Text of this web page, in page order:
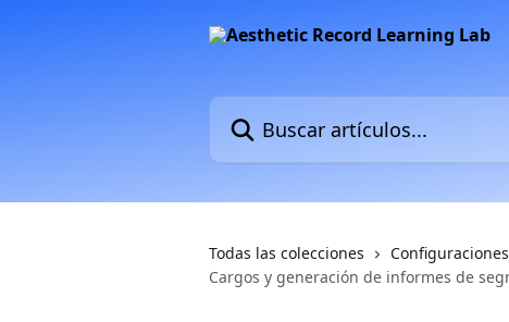
Buscar artículos...
Todas las colecciones
Cargos y generación de informes de